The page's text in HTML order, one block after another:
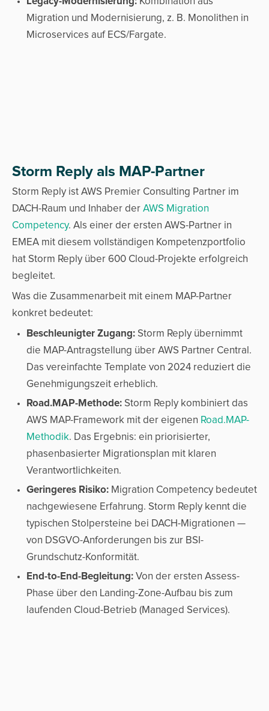
Migration und Modernisierung, z. B. Monolithen in
Microservices auf ECS/Fargate.
Storm Reply als MAP-Partner
Storm Reply ist AWS Premier Consulting Partner im
DACH-Raum und Inhaber der AWS Migration
Competency. Als einer der ersten AWS-Partner in
EMEA mit diesem vollständigen Kompetenzportfolio
hat Storm Reply über 600 Cloud-Projekte erfolgreich
begleitet.
Was die Zusammenarbeit mit einem MAP-Partner
konkret bedeutet:
Beschleunigter Zugang: Storm Reply übernimmt
die MAP-Antragstellung über AWS Partner Central.
Das vereinfachte Template von 2024 reduziert die
Genehmigungszeit erheblich.
Road.MAP-Methode: Storm Reply kombiniert das
AWS MAP-Framework mit der eigenen Road.MAP-
Methodik. Das Ergebnis: ein priorisierter,
phasenbasierter Migrationsplan mit klaren
Verantwortlichkeiten.
Geringeres Risiko: Migration Competency bedeutet
nachgewiesene Erfahrung. Storm Reply kennt die
typischen Stolpersteine bei DACH-Migrationen —
von DSGVO-Anforderungen bis zur BSI-
Grundschutz-Konformität.
End-to-End-Begleitung: Von der ersten Assess-
Phase über den Landing-Zone-Aufbau bis zum
laufenden Cloud-Betrieb (Managed Services).